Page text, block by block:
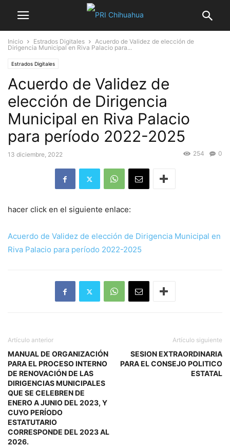
Inicio Estrados Digitales
Acuerdo de Validez de elección de
Dirigencia Municipal en Riva Palacio para...
Estrados Digitales
Acuerdo de Validez de
elección de Dirigencia
Municipal en Riva Palacio
para período 2022-2025
13 diciembre, 2022 0
254
hacer click en el siguiente enlace:
Acuerdo de Validez de elección de Dirigencia Municipal en
Riva Palacio para período 2022-2025
Artículo anterior
MANUAL DE ORGANIZACIÓN
PARA EL PROCESO INTERNO
DE RENOVACIÓN DE LAS
DIRIGENCIAS MUNICIPALES
QUE SE CELEBREN DE
ENERO A JUNIO DEL 2023, Y
CUYO PERÍODO
ESTATUTARIO
CORRESPONDE DEL 2023 AL
2026.
Artículo siguiente
SESION EXTRAORDINARIA
PARA EL CONSEJO POLITICO
ESTATAL